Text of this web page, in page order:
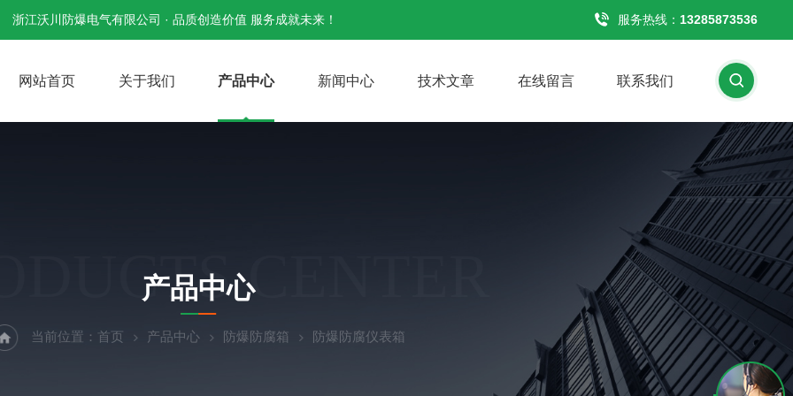
浙江沃川防爆电气有限公司 · 品质创造价值 服务成就未来！ 服务热线： 13285873536
网站首页 关于我们 产品中心 新闻中心 技术文章 在线留言 联系我们
CENTER
产品中心
当前位置： 首页 产品中心 防爆防腐箱 防爆防腐仪表箱